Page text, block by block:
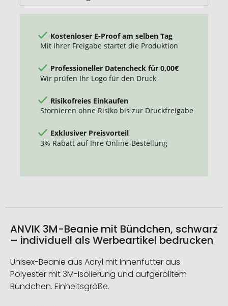
Kostenloser E-Proof am selben Tag
Mit Ihrer Freigabe startet die Produktion
Professioneller Datencheck für 0,00€
Wir prüfen Ihr Logo für den Druck
Risikofreies Einkaufen
Stornieren ohne Risiko bis zur Druckfreigabe
Exklusiver Preisvorteil
3% Rabatt auf Ihre Online-Bestellung
ANVIK 3M-Beanie mit Bündchen, schwarz
– individuell als Werbeartikel bedrucken
Unisex-Beanie aus Acryl mit Innenfutter aus
Polyester mit 3M-Isolierung und aufgerolltem
Bündchen. Einheitsgröße.